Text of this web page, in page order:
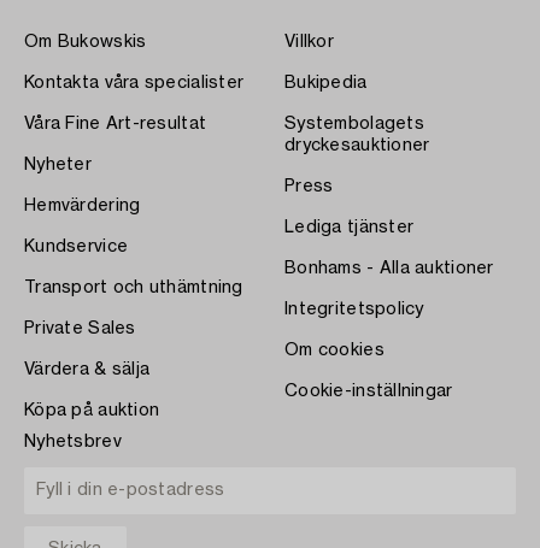
Om Bukowskis
Kontakta våra specialister
Våra Fine Art-resultat
Nyheter
Hemvärdering
Kundservice
Transport och uthämtning
Private Sales
Värdera & sälja
Köpa på auktion
Villkor
Bukipedia
Systembolagets
dryckesauktioner
Press
Lediga tjänster
Bonhams - Alla auktioner
Integritetspolicy
Om cookies
Cookie-inställningar
Nyhetsbrev